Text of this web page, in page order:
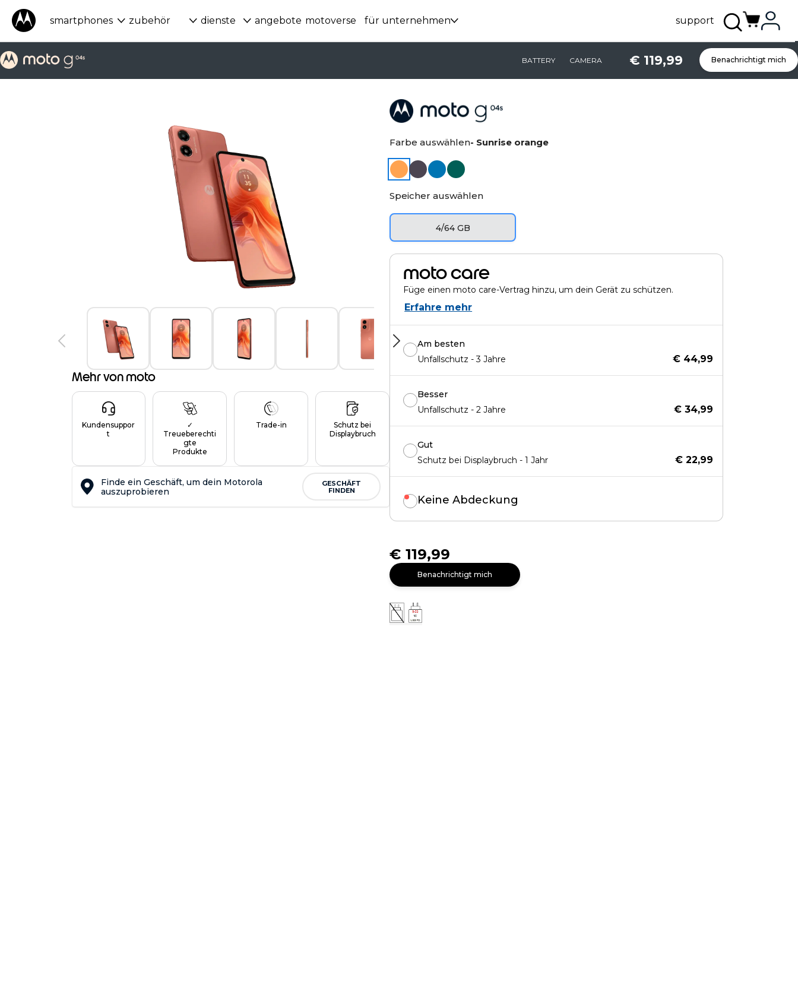
smartphones zubehör dienste angebote motoverse für unternehmen support
BATTERY CAMERA € 119,99 Benachrichtigt mich
Mehr von moto
Kundensuppor
t
✓
Treueberechti
gte
Produkte
Trade-in
Schutz bei
Displaybruch
Finde ein Geschäft, um dein Motorola
auszuprobieren
GESCHÄFT
FINDEN
Farbe auswählen- Sunrise orange
Speicher auswählen
4/64 GB
moto care
Füge einen moto care-Vertrag hinzu, um dein Gerät zu schützen.
Erfahre mehr
Am besten
Unfallschutz - 3 Jahre
€ 44,99
Besser
Unfallschutz - 2 Jahre
€ 34,99
Gut
Schutz bei Displaybruch - 1 Jahr
€ 22,99
Keine Abdeckung
€ 119,99
Benachrichtigt mich